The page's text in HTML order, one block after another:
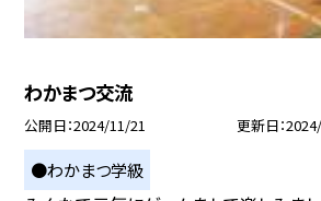
わかまつ交流
公開日 2024/11/21 更新日
●わかまつ学級